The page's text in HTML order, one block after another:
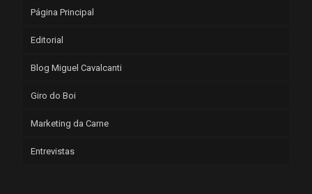
Página Principal
Editorial
Blog Miguel Cavalcanti
Giro do Boi
Marketing da Carne
Entrevistas